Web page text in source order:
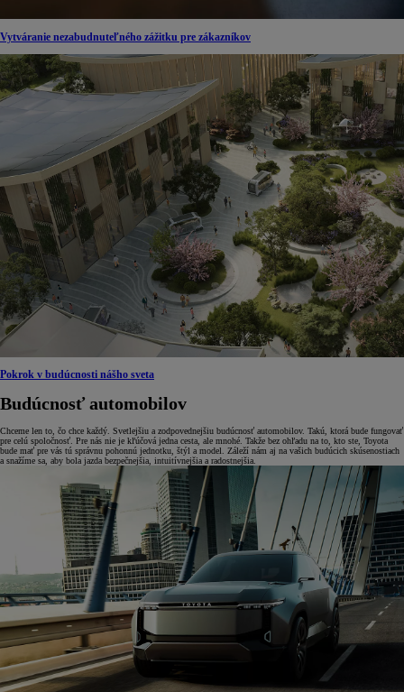
Vytváranie nezabudnuteľného zážitku pre zákazníkov
Pokrok v budúcnosti nášho sveta
Budúcnosť automobilov
Chceme len to, čo chce každý. Svetlejšiu a zodpovednejšiu budúcnosť automobilov. Takú, ktorá bude fungovať
pre celú spoločnosť. Pre nás nie je kľúčová jedna cesta, ale mnohé. Takže bez ohľadu na to, kto ste, Toyota
bude mať pre vás tú správnu pohonnú jednotku, štýl a model. Záleží nám aj na vašich budúcich skúsenostiach
a snažíme sa, aby bola jazda bezpečnejšia, intuitívnejšia a radostnejšia.